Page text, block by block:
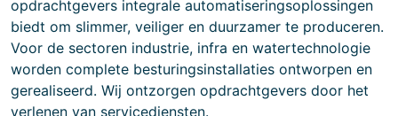
opdrachtgevers integrale automatiseringsoplossingen
biedt om slimmer, veiliger en duurzamer te produceren.
Voor de sectoren industrie, infra en watertechnologie
worden complete besturingsinstallaties ontworpen en
gerealiseerd. Wij ontzorgen opdrachtgevers door het
verlenen van servicediensten.